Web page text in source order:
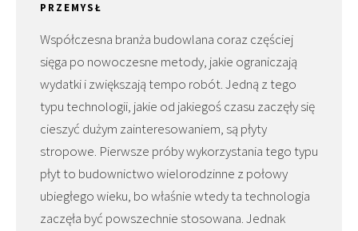
PRZEMYSŁ
Współczesna branża budowlana coraz częściej
sięga po nowoczesne metody, jakie ograniczają
wydatki i zwiększają tempo robót. Jedną z tego
typu technologii, jakie od jakiegoś czasu zaczęły się
cieszyć dużym zainteresowaniem, są płyty
stropowe. Pierwsze próby wykorzystania tego typu
płyt to budownictwo wielorodzinne z połowy
ubiegłego wieku, bo właśnie wtedy ta technologia
zaczęła być powszechnie stosowana. Jednak